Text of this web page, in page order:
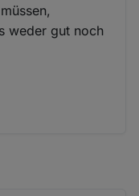
weder gut noch